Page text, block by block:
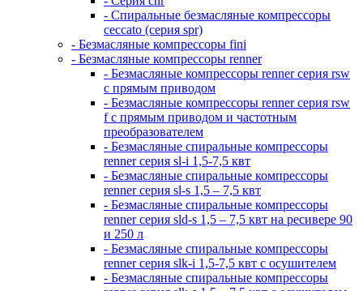
- Спиральные безмасляные компрессоры
ceccato (серия spr)
- Безмасляные компрессоры fini
- Безмасляные компрессоры renner
- Безмасляные компрессоры renner серия rsw
с прямым приводом
- Безмасляные компрессоры renner серия rsw
f с прямым приводом и частотным
преобразователем
- Безмасляные спиральные компрессоры
renner серия sl-i 1,5-7,5 квт
- Безмасляные спиральные компрессоры
renner серия sl-s 1,5 – 7,5 квт
- Безмасляные спиральные компрессоры
renner серия sld-s 1,5 – 7,5 квт на ресивере 90
и 250 л
- Безмасляные спиральные компрессоры
renner серия slk-i 1,5-7,5 квт с осушителем
- Безмасляные спиральные компрессоры